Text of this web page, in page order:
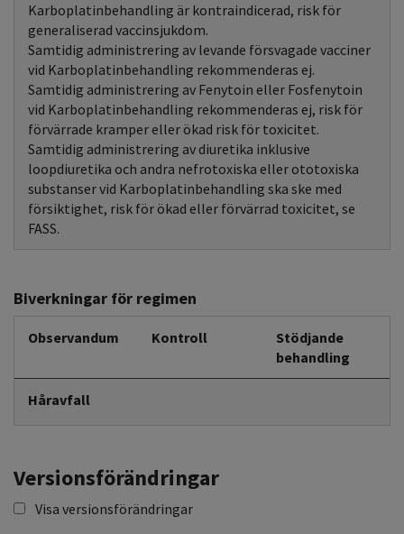
Karboplatinbehandling är kontraindicerad, risk för
generaliserad vaccinsjukdom.
Samtidig administrering av levande försvagade vacciner
vid Karboplatinbehandling rekommenderas ej.
Samtidig administrering av Fenytoin eller Fosfenytoin
vid Karboplatinbehandling rekommenderas ej, risk för
förvärrade kramper eller ökad risk för toxicitet.
Samtidig administrering av diuretika inklusive
loopdiuretika och andra nefrotoxiska eller ototoxiska
substanser vid Karboplatinbehandling ska ske med
försiktighet, risk för ökad eller förvärrad toxicitet, se
FASS.
Biverkningar för regimen
Observandum Kontroll
Stödjande
behandling
Håravfall
Versionsförändringar
Visa versionsförändringar